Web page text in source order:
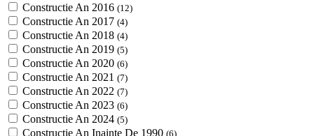
Constructie An 2016 (12)
Constructie An 2017 (4)
Constructie An 2018 (4)
Constructie An 2019 (5)
Constructie An 2020 (6)
Constructie An 2021 (7)
Constructie An 2022 (7)
Constructie An 2023 (6)
Constructie An 2024 (5)
Constructie An Inainte De 1990 (6)